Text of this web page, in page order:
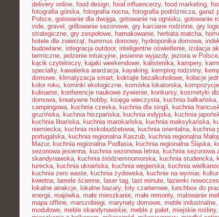
delivery online, food design, food influencerzy, food marketing,
fotografia górska, fotografia nocna, fotografia podróżnicza, garaż
Polsce, gotowanie dla dwojga, gotowanie na ognisku, gotowanie
vide, gravel , grillowanie sezonowe, gry karciane rodzinne, gry
strategiczne, gry zespołowe, hamakowanie, herbata matcha,
hotele dla zwierząt, hummus domowy, hydroponika domowa,
budowlane, integracja outdoor, inteligentne oświetlenie, izolacja
termiczne, jedzenie intuicyjne, jesienne wyjazdy, jeziora w Polsce
kącik czytelniczy, kajaki weekendowe, kalistenika, kampery,
specialty, kawalerka aranżacja, kayaking, kemping rodzinny,
domowe, klimatyzacja smart, koktajle bezalkoholowe, kolacje
kolor roku, kominki ekologiczne, komórka lokatorska,
kulinarne, konferencje naukowe żywienie, konkursy, kosmetyki
domowa, kreatywne hobby, księga wieczysta, kuchnia bałkańska
campingowa, kuchnia czeska, kuchnia dla singli, kuchnia
gruzińska, kuchnia hiszpańska, kuchnia indyjska, kuchnia
kuchnia libańska, kuchnia marokańska, kuchnia meksykańska,
niemiecka, kuchnia niskobudżetowa, kuchnia orientalna, kuchnia
portugalska, kuchnia regionalna Kaszub, kuchnia regionalna
Mazur, kuchnia regionalna Podlasia, kuchnia regionalna Śląska,
sezonowa jesienna, kuchnia sezonowa letnia, kuchnia sezonowa
skandynawska, kuchnia śródziemnomorska, kuchnia studencka,
turecka, kuchnia ukraińska, kuchnia węgierska, kuchnia
kuchnia zero waste, kuchnia żydowska, kuchnie na wymiar,
kwietna, lamele ścienne, laser tag, last minute, łazienki
lokalne atrakcje, lokalne bazary, loty czarterowe, lunchbox do
energii, majówka, małe mieszkanie, małe remonty, malowanie
mapa offline, marszobiegi, marynaty domowe, meble industrialne,
modułowe, meble skandynawskie, meble z palet, miejskie rośliny